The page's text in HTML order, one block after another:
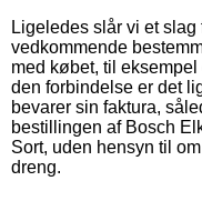
Ligeledes slår vi et
vedkommende
med købet, til eksempel
den forbindelse er det
bevarer sin faktura,
bestillingen af Bosch
Sort, uden hensyn til
dreng.